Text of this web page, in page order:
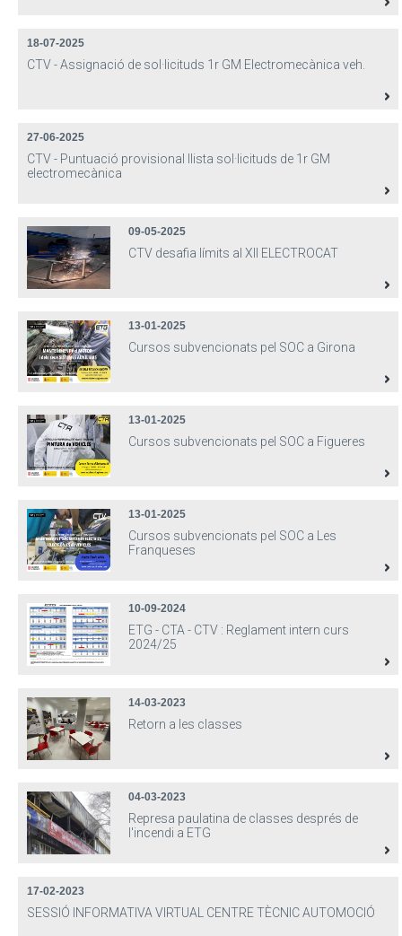
18-07-2025
CTV - Assignació de sol·licituds 1r GM Electromecànica veh.
27-06-2025
CTV - Puntuació provisional llista sol·licituds de 1r GM
electromecànica
09-05-2025
CTV desafia límits al XII ELECTROCAT
13-01-2025
Cursos subvencionats pel SOC a Girona
13-01-2025
Cursos subvencionats pel SOC a Figueres
13-01-2025
Cursos subvencionats pel SOC a Les
Franqueses
10-09-2024
ETG - CTA - CTV : Reglament intern curs
2024/25
14-03-2023
Retorn a les classes
04-03-2023
Represa paulatina de classes després de
l'incendi a ETG
17-02-2023
SESSIÓ INFORMATIVA VIRTUAL CENTRE TÈCNIC AUTOMOCIÓ